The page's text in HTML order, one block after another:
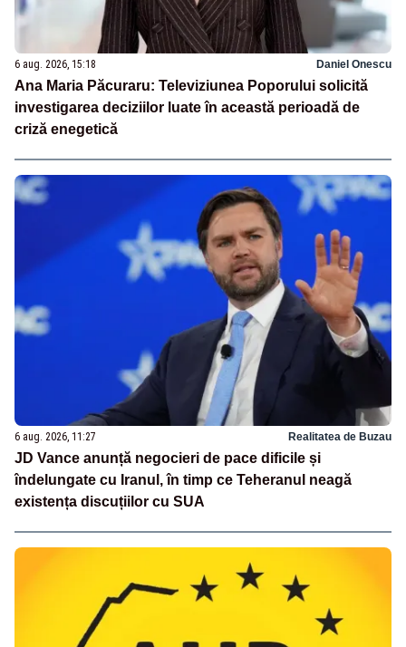
6 aug. 2026, 15:18 Daniel Onescu
Ana Maria Păcuraru: Televiziunea Poporului solicită
investigarea deciziilor luate în această perioadă de
criză enegetică
6 aug. 2026, 11:27 Realitatea de Buzau
JD Vance anunță negocieri de pace dificile și
îndelungate cu Iranul, în timp ce Teheranul neagă
existența discuțiilor cu SUA